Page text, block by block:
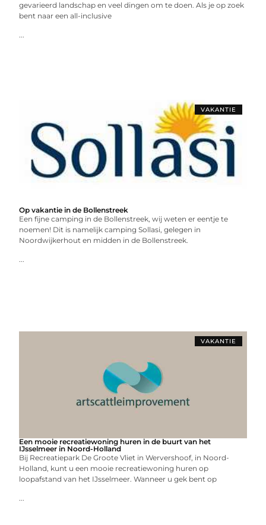
gevarieerd landschap en veel dingen om te doen. Als je op zoek
bent naar een all-inclusive
...
VAKANTIE
Op vakantie in de Bollenstreek
Een fijne camping in de Bollenstreek, wij weten er eentje te
noemen! Dit is namelijk camping Sollasi, gelegen in
Noordwijkerhout en midden in de Bollenstreek.
...
VAKANTIE
Een mooie recreatiewoning huren in de buurt van het
IJsselmeer in Noord-Holland
Bij Recreatiepark De Groote Vliet in Wervershoof, in Noord-
Holland, kunt u een mooie recreatiewoning huren op
loopafstand van het IJsselmeer. Wanneer u gek bent op
...